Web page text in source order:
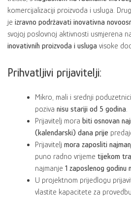
komercijalizaciji proizvoda i usluga.
je izravno podržavati inovativna
svojoj poslovnoj aktivnosti usmjerena
inovativnih proizvoda i usluga visoke
Prihvatljivi prijavitelji:
Mikro, mali i srednji
poziva nisu stariji od 5 godina.
Prijavitelj mora biti osnovan
(kalendarski) dana prije
Prijavitelj mora zaposliti
puno radno vrijeme tijekom
najmanje 1 zaposlenog godinu
U projektnom prijedlogu
vlastite kapacitete za